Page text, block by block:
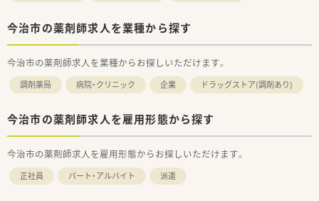
■勤務日数・時間に制限のある方
今治市の薬剤師求人を業種から探す
今治市の薬剤師求人を業種からお探しいただけます。
調剤薬局 病院・クリニック 企業 ドラッグストア(調剤あり)
今治市の薬剤師求人を雇用形態から探す
今治市の薬剤師求人を雇用形態からお探しいただけます。
正社員 パート・アルバイト 派遣